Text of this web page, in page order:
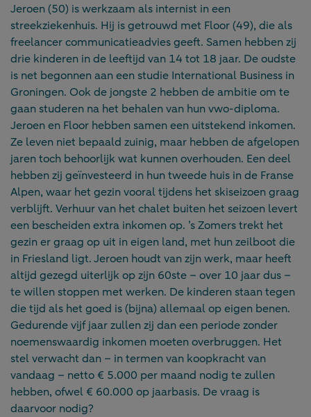
Jeroen (50) is werkzaam als internist in een
streekziekenhuis. Hij is getrouwd met Floor (49), die als
freelancer communicatieadvies geeft. Samen hebben zij
drie kinderen in de leeftijd van 14 tot 18 jaar. De oudste
is net begonnen aan een studie International Business in
Groningen. Ook de jongste 2 hebben de ambitie om te
gaan studeren na het behalen van hun vwo-diploma.
Jeroen en Floor hebben samen een uitstekend inkomen.
Ze leven niet bepaald zuinig, maar hebben de afgelopen
jaren toch behoorlijk wat kunnen overhouden. Een deel
hebben zij geïnvesteerd in hun tweede huis in de Franse
Alpen, waar het gezin vooral tijdens het skiseizoen graag
verblijft. Verhuur van het chalet buiten het seizoen levert
een bescheiden extra inkomen op. ’s Zomers trekt het
gezin er graag op uit in eigen land, met hun zeilboot die
in Friesland ligt. Jeroen houdt van zijn werk, maar heeft
altijd gezegd uiterlijk op zijn 60ste – over 10 jaar dus –
te willen stoppen met werken. De kinderen staan tegen
die tijd als het goed is (bijna) allemaal op eigen benen.
Gedurende vijf jaar zullen zij dan een periode zonder
noemenswaardig inkomen moeten overbruggen. Het
stel verwacht dan – in termen van koopkracht van
vandaag – netto € 5.000 per maand nodig te zullen
hebben, ofwel € 60.000 op jaarbasis. De vraag is
daarvoor nodig?